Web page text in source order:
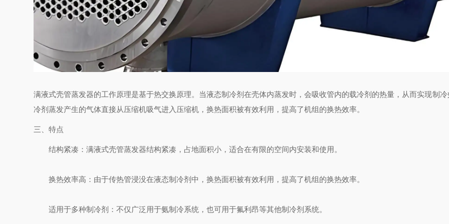
满液式壳管蒸发器的工作原理是基于热交换原理。当液态制冷剂在壳体内蒸发时，会吸收管内的载冷剂的热量，从而实现制
冷剂蒸发产生的气体直接从压缩机吸气进入压缩机，换热面积被有效利用，提高了机组的换热效率。
三、特点
结构紧凑 ：满液式壳管蒸发器结构紧凑，占地面积小，适合在有限的空间内安装和使用。
换热效率高 ：由于传热管浸没在液态制冷剂中，换热面积被有效利用，提高了机组的换热效率。
适用于多种制冷剂 ：不仅广泛用于氨制冷系统，也可用于氟利昂等其他制冷剂系统。